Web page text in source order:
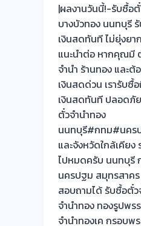
|ผลงานวันนี้!-รับซื้อ
บางบัวทอง นนทบุรี
เงินสดทันที ไม่ยุ่งยา
แนะนำต่อ หากคุณมี
จำนำ ร้านทอง และต้
เงินสดด่วน เรารับซื้
เงินสดทันที ปลอดภั
ตั๋วจำนำทอง
นนทบุรี#กทม#นคร
และจังหวัดใกล้เคียง
ไปหมดครับ นนทบุรี
นครปฐม สมุทรสาค
สอบถามได้ รับซื้อตั๋
จำนำทอง ทองรูปพ
จำนำทองเค กรอบพ